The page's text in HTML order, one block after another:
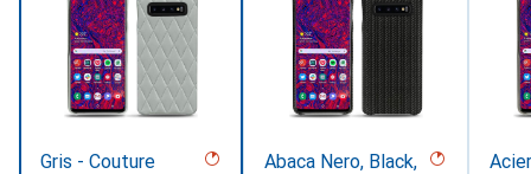
Gris - Couture
Abaca Nero, Black,